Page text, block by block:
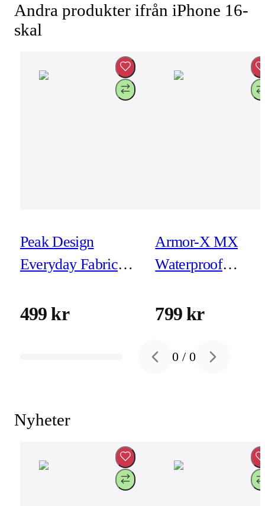
Andra produkter ifrån iPhone 16-
skal
Peak Design
Everyday Fabric
Eclipse
499 kr
Armor-X MX
Waterproof
iPhone 16
799 kr
Previous slide
0 /0 Next slide
Nyheter